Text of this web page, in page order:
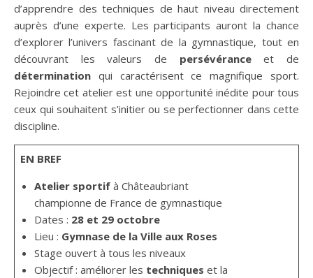
d’apprendre des techniques de haut niveau directement
auprès d’une experte. Les participants auront la chance
d’explorer l’univers fascinant de la gymnastique, tout en
découvrant les valeurs de persévéranceet de
détermination qui caractérisent ce magnifique sport.
Rejoindre cet atelier est une opportunité inédite pour tous
ceux qui souhaitent s’initier ou se perfectionner dans cette
discipline.
EN BREF
Atelier sportifà Châteaubriant
championne de France de gymnastique
Dates : 28 et 29 octobre
Lieu : Gymnase de la Ville aux Roses
Stage ouvert à tous les niveaux
Objectif : améliorer les techniques et la